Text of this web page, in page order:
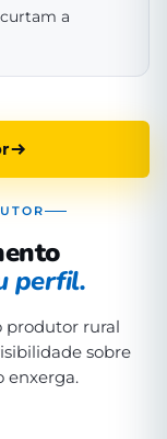
a
perfil.
produtor rural
sobre
enxerga.